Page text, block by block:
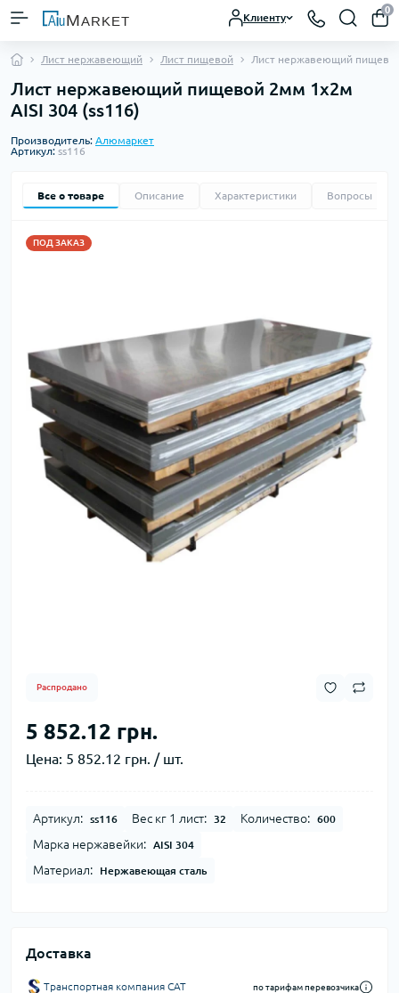
Клиенту
0
Лист нержавеющий Лист пищевой Лист нержавеющий
Лист нержавеющий пищевой 2мм 1х2м
AISI 304 (ss116)
Производитель: Алюмаркет
Артикул: ss116
Все о товаре Описание Характеристики Вопросы
ПОД ЗАКАЗ
Распродано
5 852.12 грн.
Цена: 5 852.12 грн. / шт.
Артикул: ss116 Вес кг 1 лист: 32 Количество: 600
Марка нержавейки: AISI 304
Материал: Нержавеющая сталь
Доставка
Транспортная компания CAT по тарифам перевозчика